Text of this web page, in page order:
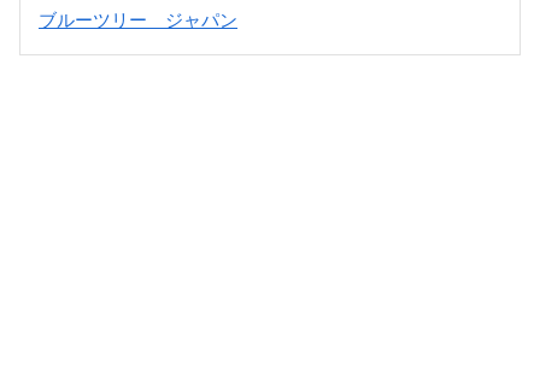
ブルーツリー ジャパン